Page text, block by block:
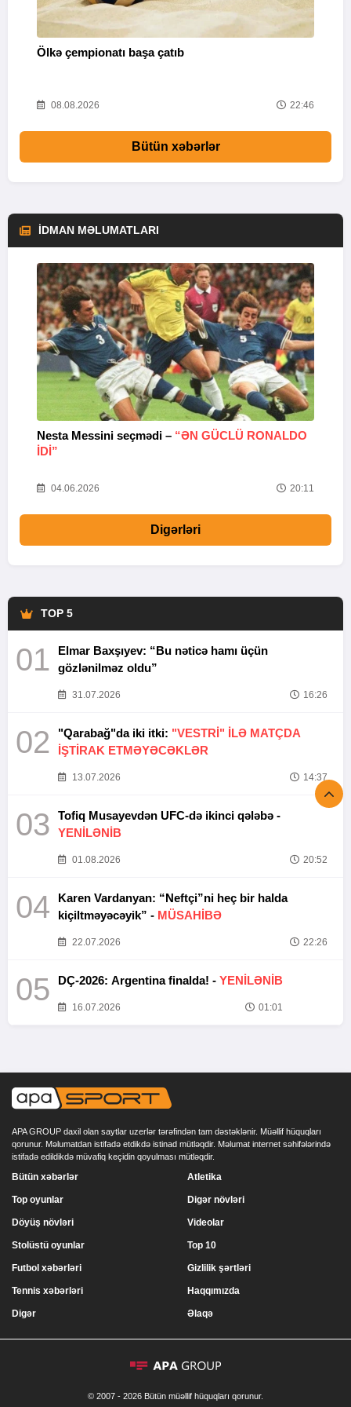
Ölkə çempionatı başa çatıb
08.08.2026 22:46
Bütün xəbərlər
İDMAN MƏLUMATLARI
Nesta Messini seçmədi – “ƏN GÜCLÜ RONALDO
IDI”
04.06.2026 20:11
Digərləri
TOP 5
01
Elmar Baxşıyev: “Bu nəticə hamı üçün
gözlənilməz oldu”
31.07.2026 16:26
02 "Qarabağ"da iki itki: "VESTRİ" İLƏ MATÇDA
İŞTİRAK ETMƏYƏCƏKLƏR
13.07.2026 14:37
03
Tofiq Musayevdən UFC-də ikinci qələbə -
YENİLƏNİB
01.08.2026 20:52
04
Karen Vardanyan: “Neftçi”ni heç bir halda
kiçiltməyəcəyik” - MÜSAHİBƏ
22.07.2026 22:26
05 DÇ-2026: Argentina finalda! - YENİLƏNİB
16.07.2026 01:01
APA GROUP daxil olan saytlar uzerlər tərəfindən tam dəstəklənir. Müəllif hüquqları
qorunur. Məlumatdan istifadə etdikdə istinad mütləqdir. Məlumat internet səhifələrində
istifadə edildikdə müvafiq keçidin qoyulması mütləqdir.
Bütün xəbərlər
Top oyunlar
Döyüş növləri
Stolüstü oyunlar
Atletika
Digər növləri
Videolar
Top 10
Futbol xəbərləri
Tennis xəbərləri
Digər
Gizlilik şərtləri
Haqqımızda
Əlaqə
© 2007 - 2026 Bütün müəllif hüquqları qorunur.